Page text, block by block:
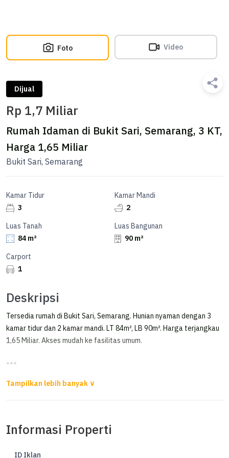
Foto Video
Dijual
Rp 1,7 Miliar
Rumah Idaman di Bukit Sari, Semarang, 3 KT,
Harga 1,65 Miliar
Bukit Sari, Semarang
Kamar Tidur
3
Kamar Mandi
2
Luas Tanah
84 m²
Luas Bangunan
90 m²
Carport
1
Deskripsi
Tersedia rumah di Bukit Sari, Semarang. Hunian nyaman dengan 3
kamar tidur dan 2 kamar mandi. LT 84m², LB 90m². Harga terjangkau
1,65 Miliar. Akses mudah ke fasilitas umum.
***
Luas Tanah 84m²
Kamar tidur 3
Informasi Properti
ID Iklan